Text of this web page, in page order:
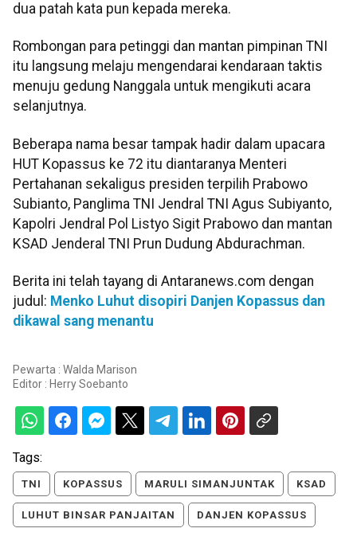
dua patah kata pun kepada mereka.
Rombongan para petinggi dan mantan pimpinan TNI
itu langsung melaju mengendarai kendaraan taktis
menuju gedung Nanggala untuk mengikuti acara
selanjutnya.
Beberapa nama besar tampak hadir dalam upacara
HUT Kopassus ke 72 itu diantaranya Menteri
Pertahanan sekaligus presiden terpilih Prabowo
Subianto, Panglima TNI Jendral TNI Agus Subiyanto,
Kapolri Jendral Pol Listyo Sigit Prabowo dan mantan
KSAD Jenderal TNI Prun Dudung Abdurachman.
Berita ini telah tayang di Antaranews.com dengan
judul: Menko Luhut disopiri Danjen Kopassus dan
dikawal sang menantu
Pewarta : Walda Marison
Editor : Herry Soebanto
Tags:
TNI KOPASSUS MARULI SIMANJUNTAK KSAD
LUHUT BINSAR PANJAITAN DANJEN KOPASSUS